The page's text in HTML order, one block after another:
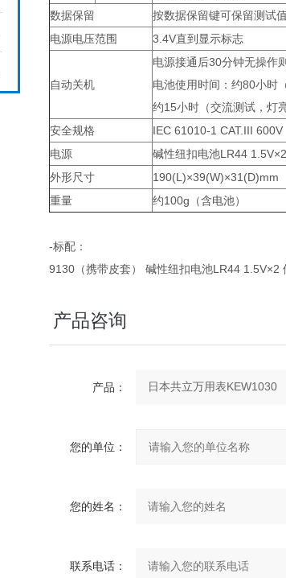
数据保留
按数据保留键可保留测试值
电源电压范围
3.4V直到显示标志
自动关机
电源接通后30分钟无操作
电池使用时间：约80小时
约15小时（交流测试，灯亮
安全规格
IEC 61010-1 CAT.III
电源
碱性纽扣电池LR44
外形尺寸
190(L)×39(W)×31(D)mm
重量
约100g（含电池）
-标配：
9130（携带皮套） 碱性纽扣电池LR44 1.5V×2
产品咨询
产品：
您的单位：
您的姓名：
联系电话：